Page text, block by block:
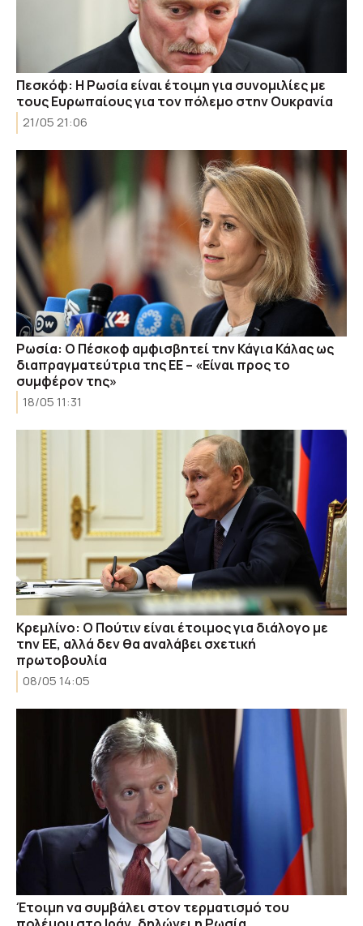
Πεσκόφ: Η Ρωσία είναι έτοιμη για συνομιλίες με
τους Ευρωπαίους για τον πόλεμο στην Ουκρανία
21/05 21:06
Ρωσία: Ο Πέσκοφ αμφισβητεί την Κάγια Κάλας ως
διαπραγματεύτρια της ΕΕ – «Είναι προς το
συμφέρον της»
18/05 11:31
Κρεμλίνο: Ο Πούτιν είναι έτοιμος για διάλογο με
την ΕΕ, αλλά δεν θα αναλάβει σχετική
πρωτοβουλία
08/05 14:05
Έτοιμη να συμβάλει στον τερματισμό του